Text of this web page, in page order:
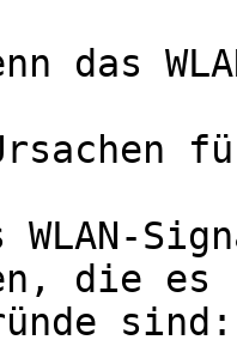
das
WLAN-
die
sind: